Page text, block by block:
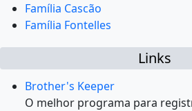
Família Cascão
Família Fontelles
Links
Brother's Keeper
O melhor programa para